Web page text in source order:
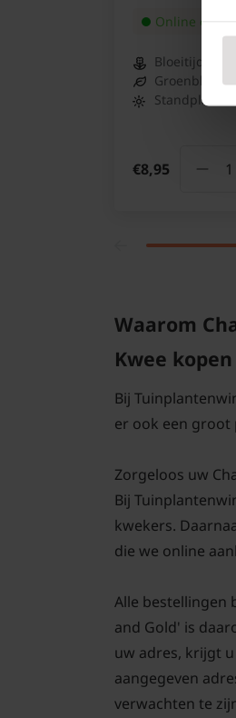
Online op
Bloeitijd:
Groenblijvend:
Standplaats:
€8,95
Waarom
Kwee
Bij
er ook een groot
Zorgeloos uw
Bij
kwekers.
die we online
Alle bestellingen
and Gold' is
uw adres, krijgt
aangegeven
verwachten te